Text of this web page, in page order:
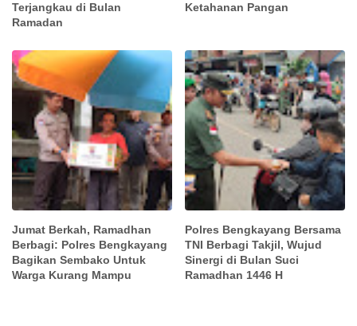
Terjangkau di Bulan
Ramadan
Ketahanan Pangan
Jumat Berkah, Ramadhan
Berbagi: Polres Bengkayang
Bagikan Sembako Untuk
Warga Kurang Mampu
Polres Bengkayang Bersama
TNI Berbagi Takjil, Wujud
Sinergi di Bulan Suci
Ramadhan 1446 H